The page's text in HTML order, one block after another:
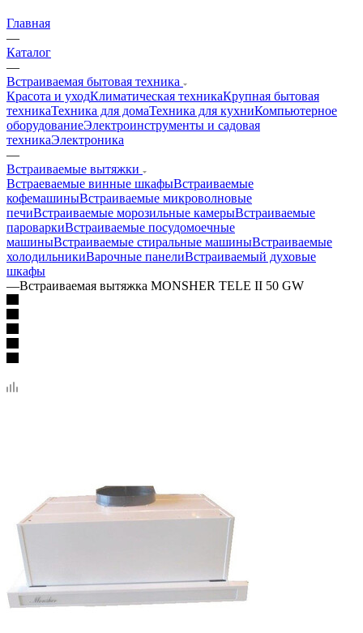
Главная
—
Каталог
—
Встраиваемая бытовая техника
Красота и уходКлиматическая техникаКрупная бытовая
техникаТехника для домаТехника для кухниКомпьютерное
оборудованиеЭлектроинструменты и садовая
техникаЭлектроника
—
Встраиваемые вытяжки
Встраеваемые винные шкафыВстраиваемые
кофемашиныВстраиваемые микроволновые
печиВстраиваемые морозильные камерыВстраиваемые
пароваркиВстраиваемые посудомоечные
машиныВстраиваемые стиральные машиныВстраиваемые
холодильникиВарочные панелиВстраиваемый духовые
шкафы
—Встраиваемая вытяжка MONSHER TELE II 50 GW